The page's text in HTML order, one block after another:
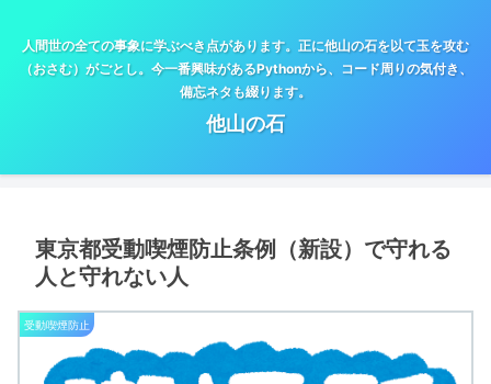
人間世の全ての事象に学ぶべき点があります。正に他山の石を以て玉を攻む
（おさむ）がごとし。今一番興味があるPythonから、コード周りの気付き、
備忘ネタも綴ります。
他山の石
東京都受動喫煙防止条例（新設）で守れる
人と守れない人
受動喫煙防止